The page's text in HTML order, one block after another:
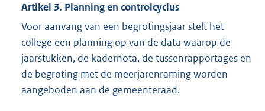
Artikel 3. Planning en controlcyclus
Voor aanvang van een begrotingsjaar stelt het
college een planning op van de data waarop de
jaarstukken, de kadernota, de tussenrapportages en
de begroting met de meerjarenraming worden
aangeboden aan de gemeenteraad.